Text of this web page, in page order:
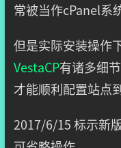
常被当作cPanel系
但是实际安装操作下
VestaCP有诸多细节
才能顺利配置站点
2017/6/15 标示新